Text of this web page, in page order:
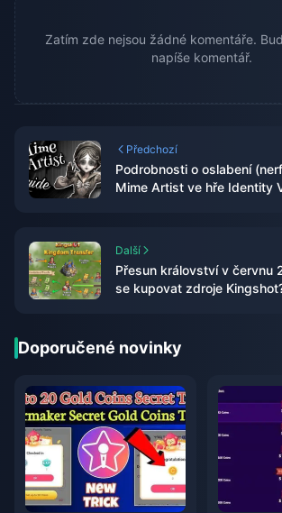
Zatím zde nejsou žádné komentáře.
napíše komentář.
Předchozí
Podrobnosti o oslabení
Mime Artist ve hře Identity
Další
Přesun království v červnu
se kupovat zdroje
Doporučené novinky